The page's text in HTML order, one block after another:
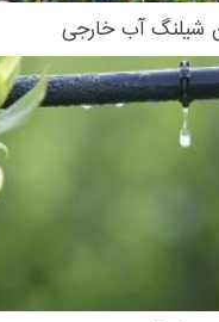
شیلنگ آب خارجی